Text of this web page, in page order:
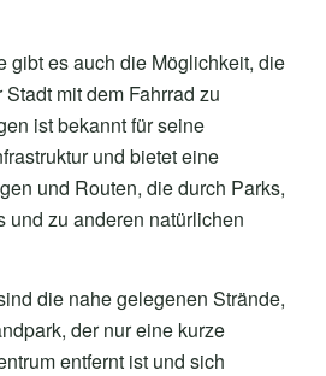
gibt es auch die Möglichkeit, die
mit dem Fahrrad zu
ist bekannt für seine
und bietet eine
und Routen, die durch Parks,
und zu anderen natürlichen
die nahe gelegenen Strände,
der nur eine kurze
entfernt ist und sich